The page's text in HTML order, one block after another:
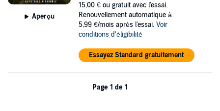
Aperçu
15,00 € ou gratuit avec l'essai.
Renouvellement automatique à
5,99 €/mois après l'essai. Voir
conditions d'éligibilité
Essayez Standard gratuitement
Page 1 de 1